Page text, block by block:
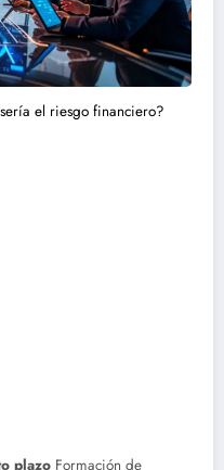
el riesgo financiero?
plazo Formación de